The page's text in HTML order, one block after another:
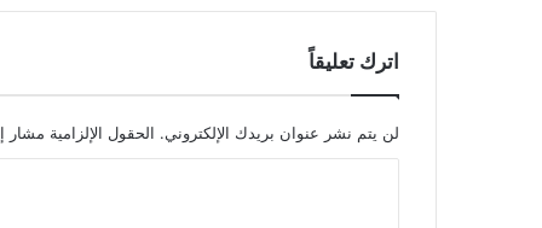
اترك تعليقاً
لن يتم نشر عنوان بريدك الإلكتروني. الحقول الإلزامية مشار